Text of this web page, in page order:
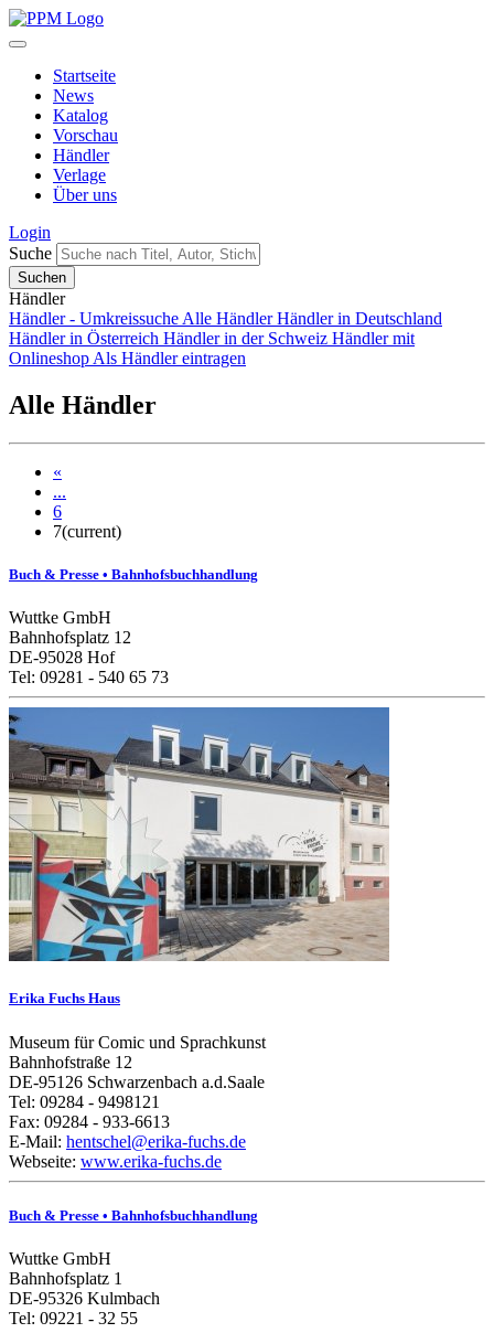
Startseite
News
Katalog
Vorschau
Händler
Verlage
Über uns
Login
Suche
Händler
Händler - Umkreissuche Alle HändlerHändler in Deutschland
Händler in Österreich Händler in der Schweiz Händler mit
Onlineshop Als Händler eintragen
Alle Händler
«
...
6
7(current)
Buch & Presse • Bahnhofsbuchhandlung
Wuttke GmbH
Bahnhofsplatz 12
DE-95028 Hof
Tel: 09281 - 540 65 73
Erika Fuchs Haus
Museum für Comic und Sprachkunst
Bahnhofstraße 12
DE-95126 Schwarzenbach a.d.Saale
Tel: 09284 - 9498121
Fax: 09284 - 933-6613
E-Mail: hentschel@erika-fuchs.de
Webseite: www.erika-fuchs.de
Buch & Presse • Bahnhofsbuchhandlung
Wuttke GmbH
Bahnhofsplatz 1
DE-95326 Kulmbach
Tel: 09221 - 32 55